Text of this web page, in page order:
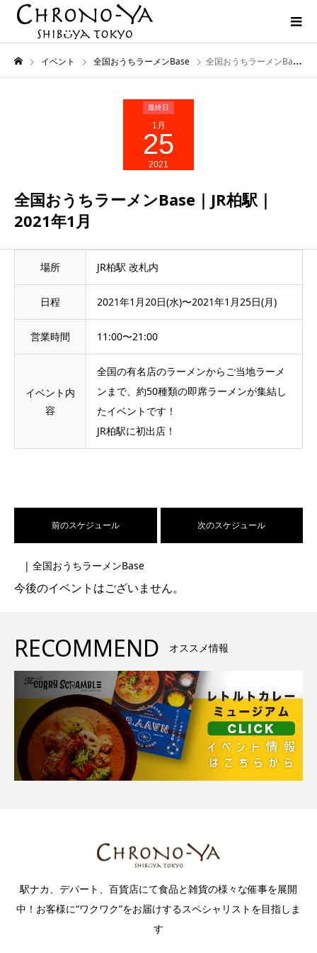
イベント 全国おうちラーメンBase 全国おうちラーメンBase｜JR柏駅｜2021年1月
1月
25
2021
全国おうちラーメンBase｜JR柏駅｜
2021年1月
場所 JR柏駅 改札内
日程 2021年1月20日(水)〜2021年1月25日(月)
営業時間 11:00〜21:00
イベント内
容
全国の有名店のラーメンからご当地ラーメ
ンまで、約50種類の即席ラーメンが集結し
たイベントです！
JR柏駅に初出店！
前のスケジュール 次のスケジュール
| 全国おうちラーメンBase
今後のイベントはございません。
RECOMMEND オススメ情報
駅ナカ、デパート、百貨店にて食品と雑貨の様々な催事を展開
中！お客様に“ワクワク”をお届けするスペシャリストを目指しま
す